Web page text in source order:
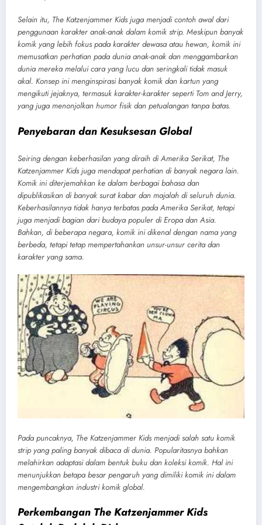
Selain itu, The Katzenjammer Kids juga menjadi contoh awal dari
penggunaan karakter anak-anak dalam komik strip. Meskipun banyak
komik yang lebih fokus pada karakter dewasa atau hewan, komik ini
memusatkan perhatian pada dunia anak-anak dan menggambarkan
dunia mereka melalui cara yang lucu dan seringkali tidak masuk
akal. Konsep ini menginspirasi banyak komik dan kartun yang
mengikuti jejaknya, termasuk karakter-karakter seperti Tom and Jerry,
yang juga menonjolkan humor fisik dan petualangan tanpa batas.
Penyebaran dan Kesuksesan Global
Seiring dengan keberhasilan yang diraih di Amerika Serikat, The
Katzenjammer Kids juga mendapat perhatian di banyak negara lain.
Komik ini diterjemahkan ke dalam berbagai bahasa dan
dipublikasikan di banyak surat kabar dan majalah di seluruh dunia.
Keberhasilannya tidak hanya terbatas pada Amerika Serikat, tetapi
juga menjadi bagian dari budaya populer di Eropa dan Asia.
Bahkan, di beberapa negara, komik ini dikenal dengan nama yang
berbeda, tetapi tetap mempertahankan unsur-unsur cerita dan
karakter yang sama.
Pada puncaknya, The Katzenjammer Kids menjadi salah satu komik
strip yang paling banyak dibaca di dunia. Popularitasnya bahkan
melahirkan adaptasi dalam bentuk buku dan koleksi komik. Hal ini
menunjukkan betapa besar pengaruh yang dimiliki komik ini dalam
mengembangkan industri komik global.
Perkembangan The Katzenjammer Kids